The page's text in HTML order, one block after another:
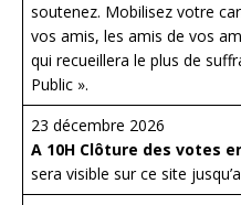
soutenez. Mobilisez votre
vos amis, les amis de vos
qui recueillera le plus de
Public ».
23 décembre 2026
A 10H Clôture des votes
sera visible sur ce site